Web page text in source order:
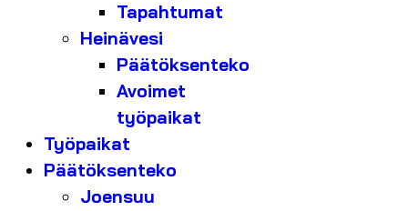
Tapahtumat
Heinävesi
Päätöksenteko
Avoimet
työpaikat
Työpaikat
Päätöksenteko
Joensuu